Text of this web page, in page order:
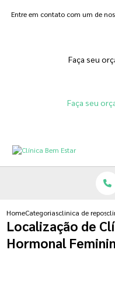
Entre em contato com um de
Faça seu
Faça seu
HomeCategoriasclinica de
Localização de
Hormonal